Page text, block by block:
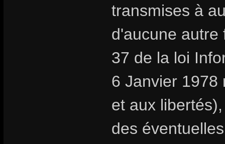
transmises à
d'aucune autre
37 de la loi
6 Janvier 1978
et aux
des